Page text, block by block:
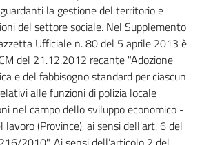
la gestione del territorio e
del settore sociale. Nel Supplemento
Ufficiale n. 80 del 5 aprile 2013 è
del 21.12.2012 recante "Adozione
e del fabbisogno standard per ciascun
alle funzioni di polizia locale
nel campo dello sviluppo economico -
(Province), ai sensi dell'art. 6 del